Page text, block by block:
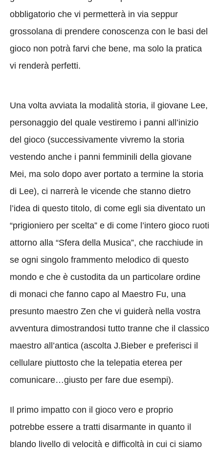
obbligatorio che vi permetterà in via seppur
grossolana di prendere conoscenza con le basi del
gioco non potrà farvi che bene, ma solo la pratica
vi renderà perfetti.
Una volta avviata la modalità storia, il giovane Lee,
personaggio del quale vestiremo i panni all’inizio
del gioco (successivamente vivremo la storia
vestendo anche i panni femminili della giovane
Mei, ma solo dopo aver portato a termine la storia
di Lee), ci narrerà le vicende che stanno dietro
l’idea di questo titolo, di come egli sia diventato un
“prigioniero per scelta” e di come l’intero gioco ruoti
attorno alla “Sfera della Musica”, che racchiude in
se ogni singolo frammento melodico di questo
mondo e che è custodita da un particolare ordine
di monaci che fanno capo al Maestro Fu, una
presunto maestro Zen che vi guiderà nella vostra
avventura dimostrandosi tutto tranne che il classico
maestro all’antica (ascolta J.Bieber e preferisci il
cellulare piuttosto che la telepatia eterea per
comunicare…giusto per fare due esempi).
Il primo impatto con il gioco vero e proprio
potrebbe essere a tratti disarmante in quanto il
blando livello di velocità e difficoltà in cui ci siamo